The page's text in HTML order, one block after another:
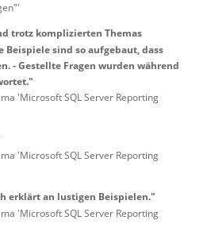
trotz komplizierten Themas
sind so aufgebaut, dass
- Gestellte Fragen wurden während
'Microsoft SQL Server Reporting
'Microsoft SQL Server Reporting
erklärt an lustigen Beispielen."
'Microsoft SQL Server Reporting